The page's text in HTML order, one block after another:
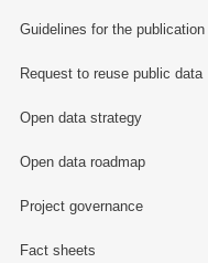
Guidelines for the
Request to reuse public data
Open data strategy
Open data roadmap
Project governance
Fact sheets